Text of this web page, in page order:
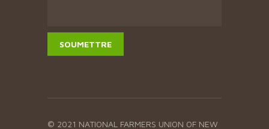
© 2021 NATIONAL FARMERS UNION OF NEW